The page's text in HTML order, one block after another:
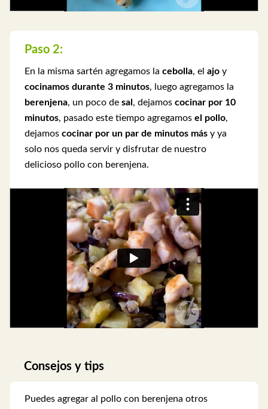
Paso 2:
En la misma sartén agregamos la cebolla, el ajo y
cocinamos durante 3 minutos, luego agregamos la
berenjena, un poco de sal , dejamos cocinar por 10
minutos, pasado este tiempo agregamos el pollo,
dejamos cocinar por un par de minutos más y ya
solo nos queda servir y disfrutar de nuestro
delicioso pollo con berenjena.
Consejos y tips
Puedes agregar al pollo con berenjena otros